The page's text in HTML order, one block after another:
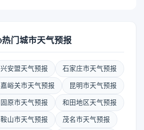
热门城市天气预报
兴安盟天气预报 石家庄市天气预报
嘉峪关市天气预报 昆明市天气预报
固原市天气预报 和田地区天气预报
鞍山市天气预报 茂名市天气预报